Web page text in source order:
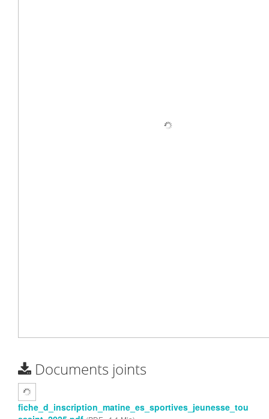
Documents joints
fiche_d_inscription_matine_es_sportives_jeunesse_tou